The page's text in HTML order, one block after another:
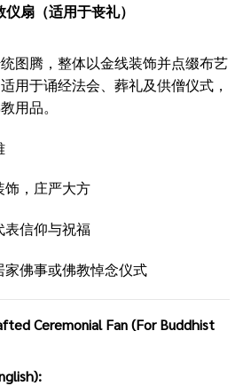
扇（适用于丧礼）
图腾，整体以金线装饰并点缀布艺
用于诵经法会、葬礼及供僧仪式，
用品。
饰，庄严大方
表信仰与祝福
佛事或佛教悼念仪式
Ceremonial Fan (For Buddhist